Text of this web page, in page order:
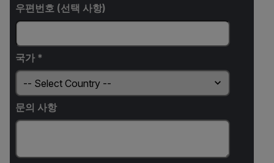
우편번호 (선택 사항)
국가 *
문의 사항